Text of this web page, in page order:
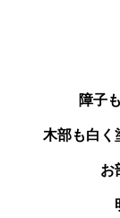
障子
木部も白く
お